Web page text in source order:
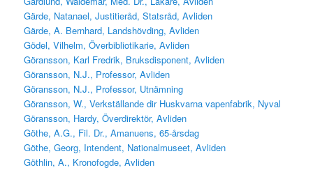
Gärde, Natanael, Justitieråd, Statsråd, Avliden
Gärde, A. Bernhard, Landshövding, Avliden
Gödel, Vilhelm, Överbibliotikarie, Avliden
Göransson, Karl Fredrik, Bruksdisponent, Avliden
Göransson, N.J., Professor, Avliden
Göransson, N.J., Professor, Utnämning
Göransson, W., Verkställande dir Huskvarna vapenfabrik, Nyval
Göransson, Hardy, Överdirektör, Avliden
Göthe, A.G., Fil. Dr., Amanuens, 65-årsdag
Göthe, Georg, Intendent, Nationalmuseet, Avliden
Göthlin, A., Kronofogde, Avliden